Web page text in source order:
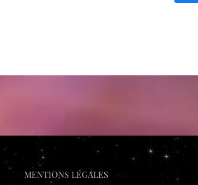
MENTIONS LÉGALES